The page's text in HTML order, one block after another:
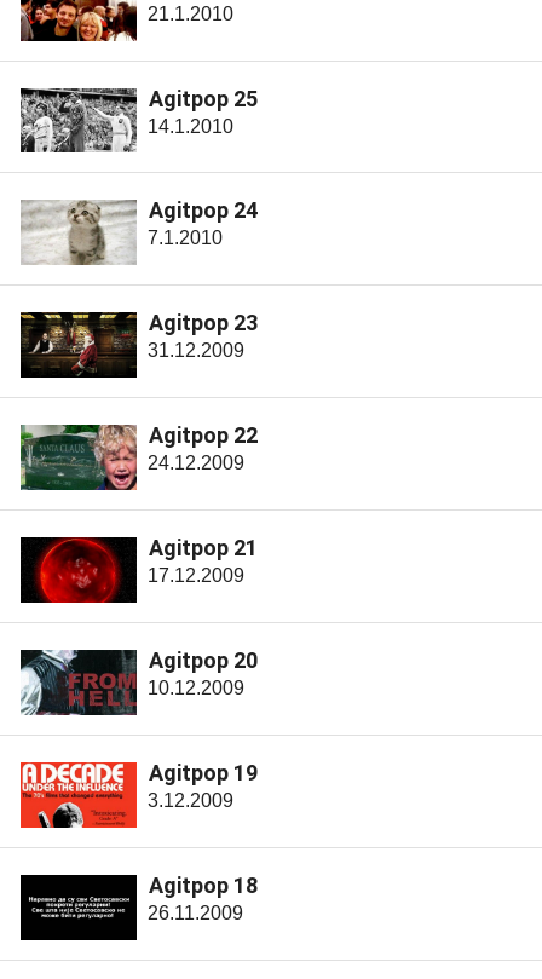
21.1.2010
Agitpop 25
14.1.2010
Agitpop 24
7.1.2010
Agitpop 23
31.12.2009
Agitpop 22
24.12.2009
Agitpop 21
17.12.2009
Agitpop 20
10.12.2009
Agitpop 19
3.12.2009
Agitpop 18
26.11.2009